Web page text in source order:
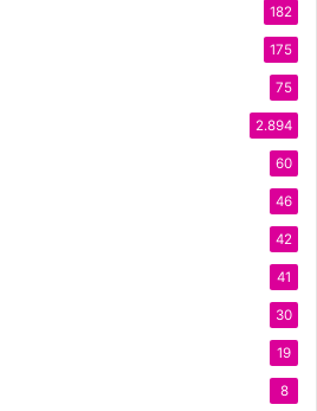
182
175
75
2.894
60
46
42
41
30
19
8